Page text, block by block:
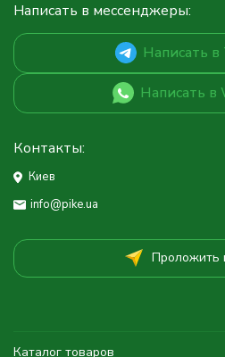
Написать в мессенджеры:
Написать в
Написать в
Контакты:
Киев
info@pike.ua
Проложить
Каталог товаров